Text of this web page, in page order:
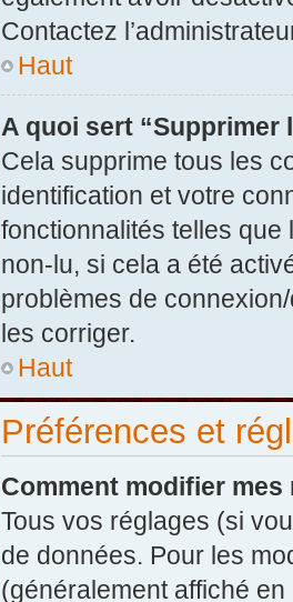
Contactez
Haut
A quoi sert “Supprimer
Cela supprime tous les
identification et votre
fonctionnalités telles que
non-lu, si cela a été
problèmes de
les corriger.
Haut
Préférences et
Comment modifier mes
Tous vos réglages (si
de données. Pour les
(généralement affiché